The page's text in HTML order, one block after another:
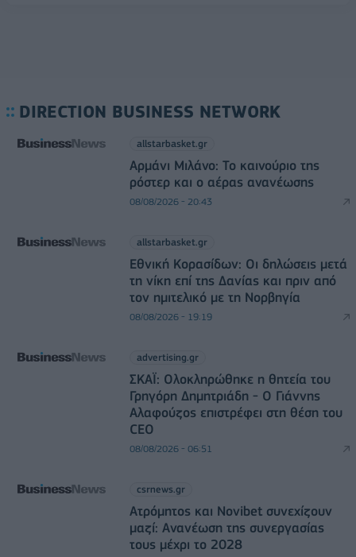
DIRECTION BUSINESS NETWORK
allstarbasket.gr
Αρμάνι Μιλάνο: Το καινούριο της
ρόστερ και ο αέρας ανανέωσης
08/08/2026 - 20:43
allstarbasket.gr
Εθνική Κορασίδων: Οι δηλώσεις μετά
τη νίκη επί της Δανίας και πριν από
τον ημιτελικό με τη Νορβηγία
08/08/2026 - 19:19
advertising.gr
ΣΚΑΪ: Ολοκληρώθηκε η θητεία του
Γρηγόρη Δημητριάδη - Ο Γιάννης
Αλαφούζος επιστρέφει στη θέση του
CEO
08/08/2026 - 06:51
csrnews.gr
Ατρόμητος και Novibet συνεχίζουν
μαζί: Ανανέωση της συνεργασίας
τους μέχρι το 2028